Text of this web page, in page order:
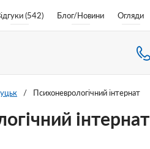
(542) Блог/Новини Огляди
/ Психоневрологічний інтернат
інтернат